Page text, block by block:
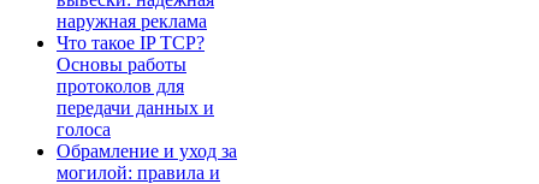
наружная реклама
Что такое IP TCP?
Основы работы
протоколов для
передачи данных и
голоса
Обрамление и уход за
могилой: правила и